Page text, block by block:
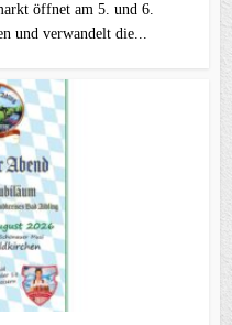
öffnet am 5. und 6.
und verwandelt die...